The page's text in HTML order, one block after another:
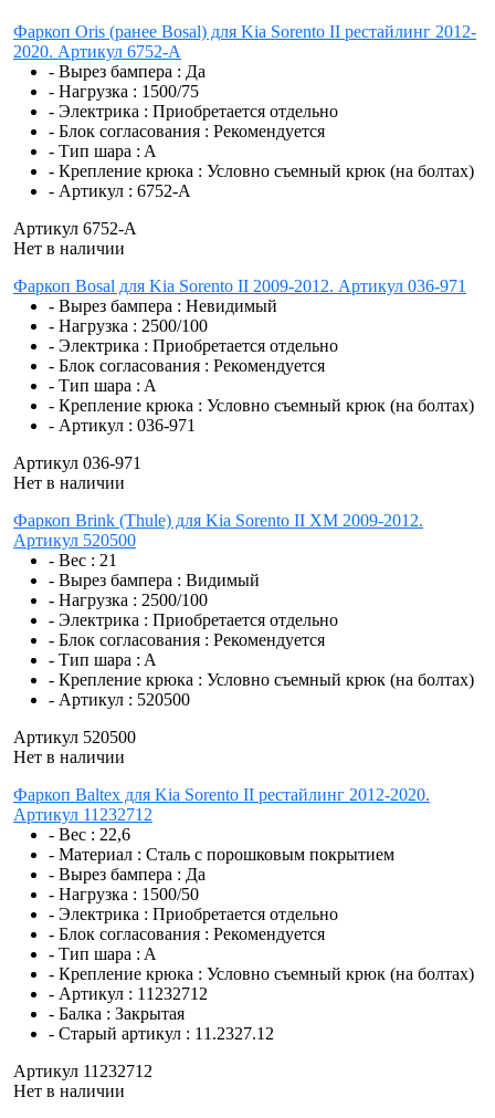
Фаркоп Oris (ранее Bosal) для Kia Sorento II рестайлинг 2012-
2020. Артикул 6752-A
- Вырез бампера : Да
- Нагрузка : 1500/75
- Электрика : Приобретается отдельно
- Блок согласования : Рекомендуется
- Тип шара : A
- Крепление крюка : Условно съемный крюк (на болтах)
- Артикул : 6752-A
Артикул 6752-A
Нет в наличии
Фаркоп Bosal для Kia Sorento II 2009-2012. Артикул 036-971
- Вырез бампера : Невидимый
- Нагрузка : 2500/100
- Электрика : Приобретается отдельно
- Блок согласования : Рекомендуется
- Тип шара : A
- Крепление крюка : Условно съемный крюк (на болтах)
- Артикул : 036-971
Артикул 036-971
Нет в наличии
Фаркоп Brink (Thule) для Kia Sorento II XM 2009-2012.
Артикул 520500
- Вес : 21
- Вырез бампера : Видимый
- Нагрузка : 2500/100
- Электрика : Приобретается отдельно
- Блок согласования : Рекомендуется
- Тип шара : A
- Крепление крюка : Условно съемный крюк (на болтах)
- Артикул : 520500
Артикул 520500
Нет в наличии
Фаркоп Baltex для Kia Sorento II рестайлинг 2012-2020.
Артикул 11232712
- Вес : 22,6
- Материал : Сталь с порошковым покрытием
- Вырез бампера : Да
- Нагрузка : 1500/50
- Электрика : Приобретается отдельно
- Блок согласования : Рекомендуется
- Тип шара : A
- Крепление крюка : Условно съемный крюк (на болтах)
- Артикул : 11232712
- Балка : Закрытая
- Старый артикул : 11.2327.12
Артикул 11232712
Нет в наличии